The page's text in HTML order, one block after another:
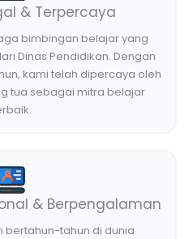
& Terpercaya
bimbingan belajar yang
Dinas Pendidikan. Dengan
kami telah dipercaya oleh
tua sebagai mitra belajar
& Berpengalaman
bertahun-tahun di dunia